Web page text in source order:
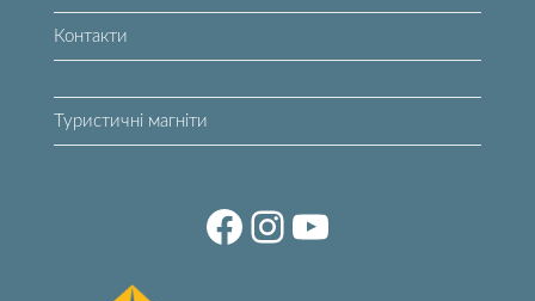
Контакти
Туристичні магніти